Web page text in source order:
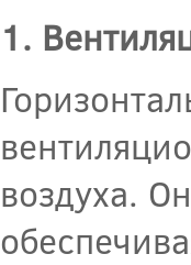
1.
воздуха.